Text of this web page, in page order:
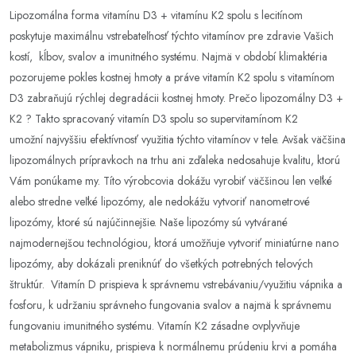
Lipozomálna forma vitamínu D3 + vitamínu K2 spolu s lecitínom
poskytuje maximálnu vstrebateľnosť týchto vitamínov pre zdravie Vašich
kostí, kĺbov, svalov a imunitného systému. Najmä v období klimaktéria
pozorujeme pokles kostnej hmoty a práve vitamín K2 spolu s vitamínom
D3 zabraňujú rýchlej degradácii kostnej hmoty. Prečo lipozomálny D3 +
K2 ? Takto spracovaný vitamín D3 spolu so supervitamínom K2
umožní najvyššiu efektívnosť využitia týchto vitamínov v tele. Avšak väčšina
lipozomálnych prípravkoch na trhu ani zďaleka nedosahuje kvalitu, ktorú
Vám ponúkame my. Títo výrobcovia dokážu vyrobiť väčšinou len veľké
alebo stredne veľké lipozómy, ale nedokážu vytvoriť nanometrové
lipozómy, ktoré sú najúčinnejšie. Naše lipozómy sú vytvárané
najmodernejšou technológiou, ktorá umožňuje vytvoriť miniatúrne nano
lipozómy, aby dokázali preniknúť do všetkých potrebných telových
štruktúr. Vitamín D prispieva k správnemu vstrebávaniu/využitiu vápnika a
fosforu, k udržaniu správneho fungovania svalov a najmä k správnemu
fungovaniu imunitného systému. Vitamín K2 zásadne ovplyvňuje
metabolizmus vápniku, prispieva k normálnemu prúdeniu krvi a pomáha